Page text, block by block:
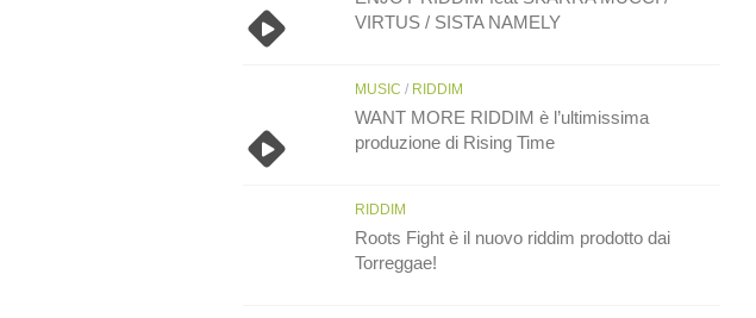
VIRTUS / SISTA NAMELY
MUSIC / RIDDIM
WANT MORE RIDDIM è l’ultimissima
produzione di Rising Time
RIDDIM
Roots Fight è il nuovo riddim prodotto dai
Torreggae!